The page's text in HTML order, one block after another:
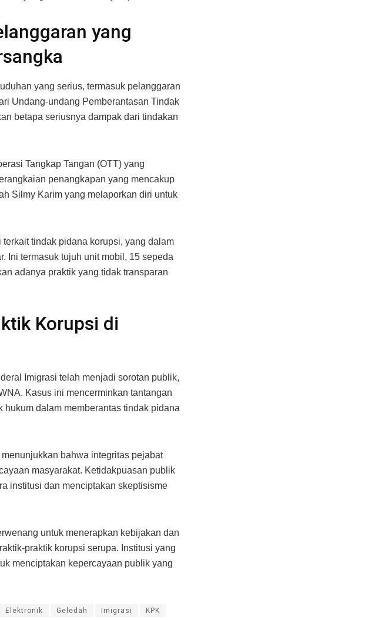
yang
yang serius, termasuk pelanggaran
Undang-undang Pemberantasan Tindak
betapa seriusnya dampak dari tindakan
Tangkap Tangan (OTT) yang
penangkapan yang mencakup
Silmy Karim yang melaporkan diri untuk
tindak pidana korupsi, yang dalam
Ini termasuk tujuh unit mobil, 15 sepeda
adanya praktik yang tidak transparan
Korupsi di
Imigrasi telah menjadi sorotan publik,
Kasus ini mencerminkan tantangan
dalam memberantas tindak pidana
bahwa integritas pejabat
masyarakat. Ketidakpuasan publik
institusi dan menciptakan skeptisisme
untuk menerapkan kebijakan dan
praktik korupsi serupa. Institusi yang
menciptakan kepercayaan publik yang
Elektronik Geledah Imigrasi KPK